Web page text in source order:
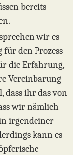
bereits
wir es
für den Prozess
die Erfahrung,
Vereinbarung
dass ihr das von
wir nämlich
irgendeiner
kann es